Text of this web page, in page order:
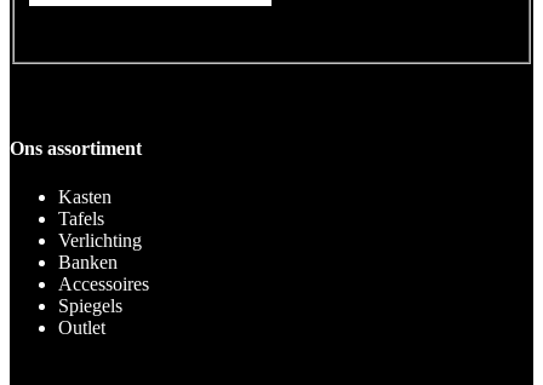
Ons assortiment
Kasten
Tafels
Verlichting
Banken
Accessoires
Spiegels
Outlet